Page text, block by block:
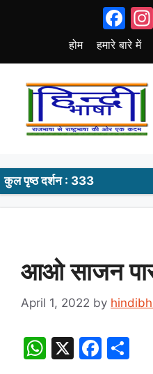
होम हमारे बारे में
कुल पृष्ठ दर्शन : 333
आओ साजन
April 1, 2022 by
W X
F